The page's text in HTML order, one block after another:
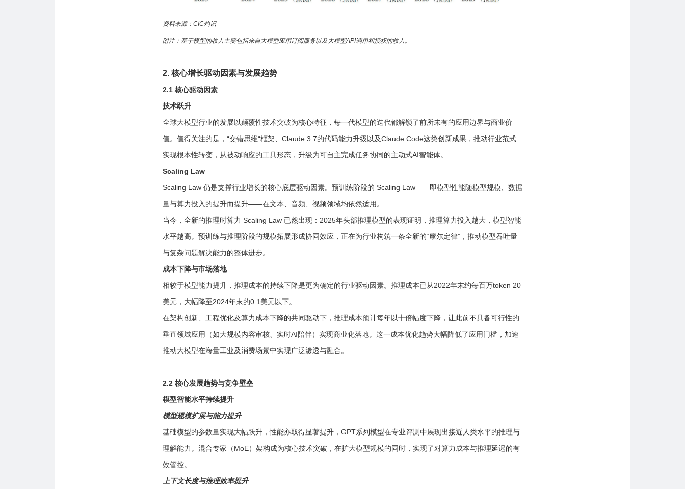
资料来源：CIC灼识
附注：基于模型的收入主要包括来自大模型应用订阅服务以及大模型API调用和授权的收入。
2. 核心增长驱动因素与发展趋势
2.1 核心驱动因素
技术跃升
全球大模型行业的发展以颠覆性技术突破为核心特征，每一代模型的迭代都解锁了前所未有的应用边界与商业价
值。值得关注的是，“交错思维“框架、Claude 3.7的代码能力升级以及Claude Code这类创新成果，推动行业范式
实现根本性转变，从被动响应的工具形态，升级为可自主完成任务协同的主动式AI智能体。
Scaling Law
Scaling Law 仍是支撑行业增长的核心底层驱动因素。预训练阶段的 Scaling Law——即模型性能随模型规模、数据
量与算力投入的提升而提升——在文本、音频、视频领域均依然适用。
当今，全新的推理时算力 Scaling Law 已然出现：2025年头部推理模型的表现证明，推理算力投入越大，模型智能
水平越高。预训练与推理阶段的规模拓展形成协同效应，正在为行业构筑一条全新的“摩尔定律”，推动模型吞吐量
与复杂问题解决能力的整体进步。
成本下降与市场落地
相较于模型能力提升，推理成本的持续下降是更为确定的行业驱动因素。推理成本已从2022年末约每百万token 20
美元，大幅降至2024年末的0.1美元以下。
在架构创新、工程优化及算力成本下降的共同驱动下，推理成本预计每年以十倍幅度下降，让此前不具备可行性的
垂直领域应用（如大规模内容审核、实时AI陪伴）实现商业化落地。这一成本优化趋势大幅降低了应用门槛，加速
推动大模型在海量工业及消费场景中实现广泛渗透与融合。
2.2 核心发展趋势与竞争壁垒
模型智能水平持续提升
模型规模扩展与能力提升
基础模型的参数量实现大幅跃升，性能亦取得显著提升，GPT系列模型在专业评测中展现出接近人类水平的推理与
理解能力。混合专家（MoE）架构成为核心技术突破，在扩大模型规模的同时，实现了对算力成本与推理延迟的有
效管控。
上下文长度与推理效率提升